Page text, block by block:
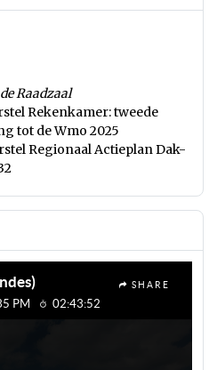
Raadzaal
Rekenkamer: tweede
tot de Wmo 2025
Regionaal Actieplan Dak-